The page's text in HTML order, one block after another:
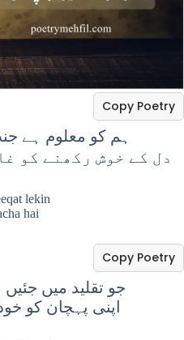
ہم کو معلوم ہے
دل کے خوش رکھنے کو
Copy Poetry
lekin
hai
جو تقلید میں
اپنی پہچان کو
Copy Poetry